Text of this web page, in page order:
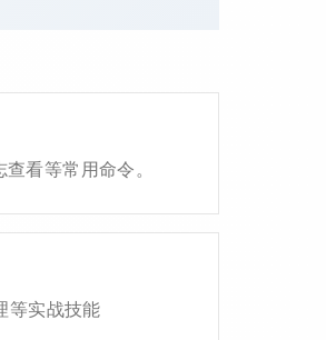
看等常用命令。
等实战技能